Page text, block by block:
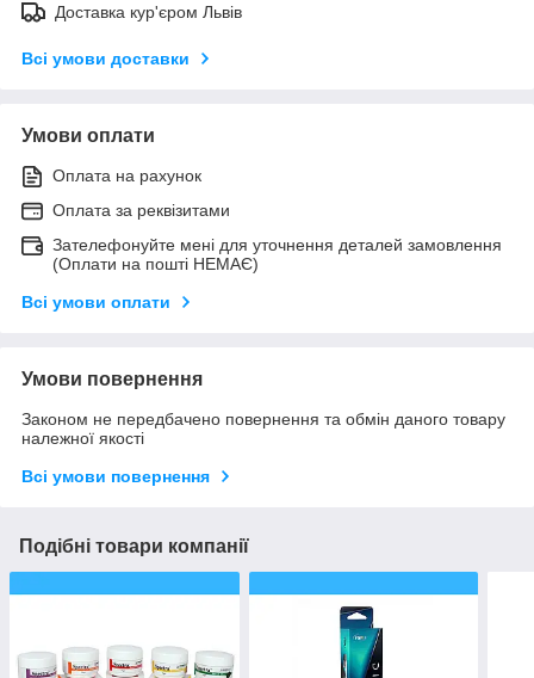
Доставка кур'єром Львів
Всі умови доставки
Умови оплати
Оплата на рахунок
Оплата за реквізитами
Зателефонуйте мені для уточнення деталей замовлення
(Оплати на пошті НЕМАЄ)
Всі умови оплати
Умови повернення
Законом не передбачено повернення та обмін даного товару
належної якості
Всі умови повернення
Подібні товари компанії